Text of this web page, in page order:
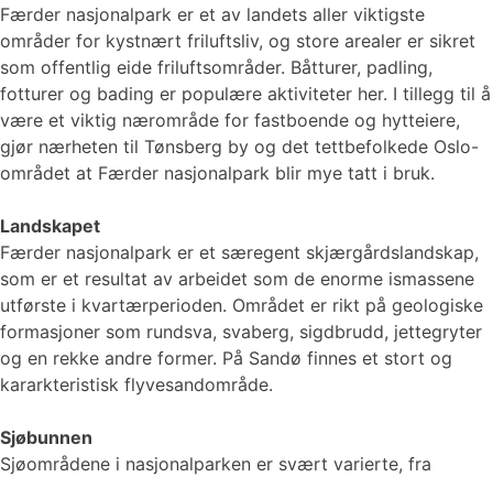
Færder nasjonalpark er et av landets aller viktigste
områder for kystnært friluftsliv, og store arealer er sikret
som offentlig eide friluftsområder. Båtturer, padling,
fotturer og bading er populære aktiviteter her. I tillegg til å
være et viktig nærområde for fastboende og hytteiere,
gjør nærheten til Tønsberg by og det tettbefolkede Oslo-
området at Færder nasjonalpark blir mye tatt i bruk.
Landskapet
Færder nasjonalpark er et særegent skjærgårdslandskap,
som er et resultat av arbeidet som de enorme ismassene
utførste i kvartærperioden. Området er rikt på geologiske
formasjoner som rundsva, svaberg, sigdbrudd, jettegryter
og en rekke andre former. På Sandø finnes et stort og
kararkteristisk flyvesandområde.
Sjøbunnen
Sjøområdene i nasjonalparken er svært varierte, fra